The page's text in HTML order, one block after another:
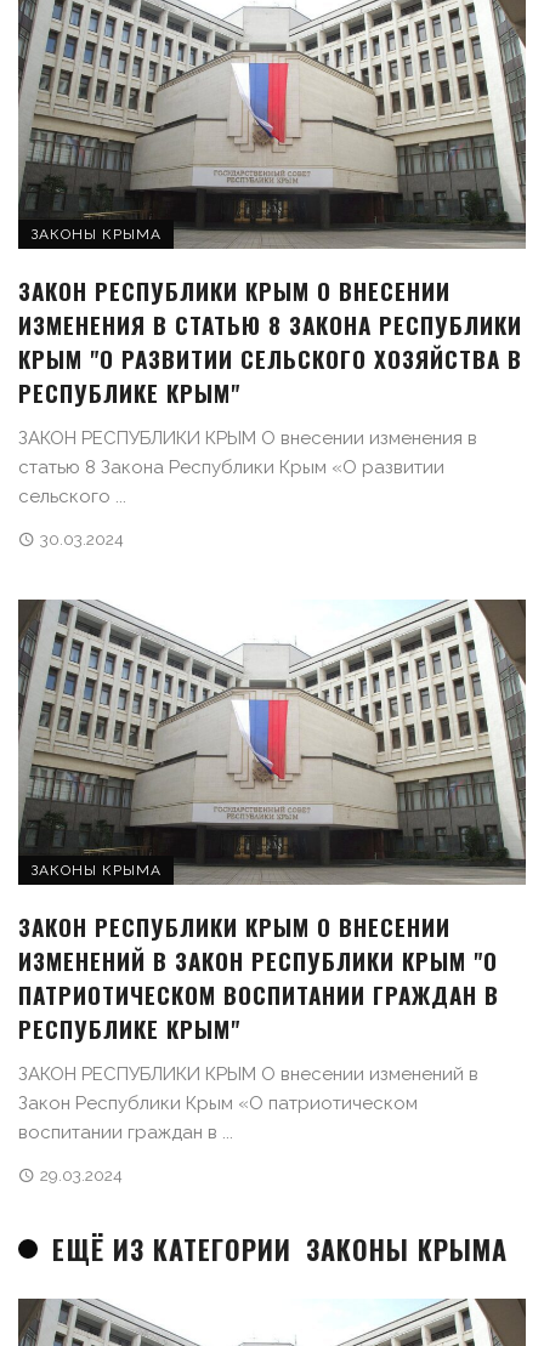
ЗАКОНЫ КРЫМА
ЗАКОН РЕСПУБЛИКИ КРЫМ О ВНЕСЕНИИ
ИЗМЕНЕНИЯ В СТАТЬЮ 8 ЗАКОНА РЕСПУБЛИКИ
КРЫМ "О РАЗВИТИИ СЕЛЬСКОГО ХОЗЯЙСТВА В
РЕСПУБЛИКЕ КРЫМ"
ЗАКОН РЕСПУБЛИКИ КРЫМ О внесении изменения в
статью 8 Закона Республики Крым «О развитии
сельского ...
30.03.2024
ЗАКОНЫ КРЫМА
ЗАКОН РЕСПУБЛИКИ КРЫМ О ВНЕСЕНИИ
ИЗМЕНЕНИЙ В ЗАКОН РЕСПУБЛИКИ КРЫМ "О
ПАТРИОТИЧЕСКОМ ВОСПИТАНИИ ГРАЖДАН В
РЕСПУБЛИКЕ КРЫМ"
ЗАКОН РЕСПУБЛИКИ КРЫМ О внесении изменений в
Закон Республики Крым «О патриотическом
воспитании граждан в ...
29.03.2024
ЕЩЁ ИЗ КАТЕГОРИИ ЗАКОНЫ КРЫМА